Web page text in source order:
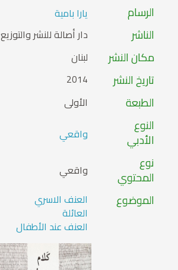
الرسام يارا بامية
الناشر دار أصالة للنشر والتوزيع
مكان النشر لبنان
تاريخ النشر 2014
الطبعة الأولى
النوع
الأدبي واقعي
نوع
المحتوي واقعي
الموضوع العنف الاسري
العائلة
العنف عند الأطفال